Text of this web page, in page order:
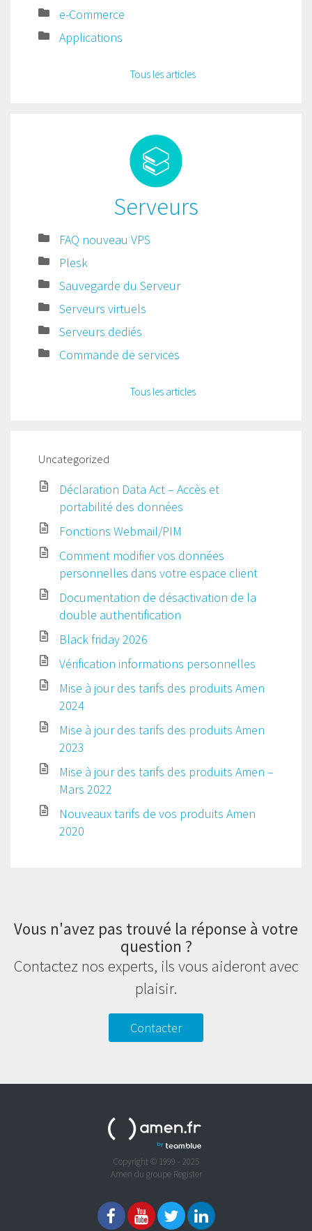
e-Commerce
Applications
Tous les articles
Serveurs
FAQ nouveau VPS
Plesk
Sauvegarde du Serveur
Serveurs virtuels
Serveurs dediés
Commande de services
Tous les articles
Uncategorized
Déclaration Data Act – Accès et
portabilité des données
Fonctions Webmail/PIM
Comment modifier vos données
personnelles dans votre espace client
Documentation de désactivation de la
double authentification
Black friday 2026
Vérification informations personnelles
Mise à jour des tarifs des produits Amen
2024
Mise à jour des tarifs des produits Amen
2023
Mise à jour des tarifs des produits Amen –
Mars 2022
Nouveaux tarifs de vos produits Amen
2020
Vous n'avez pas trouvé la réponse à votre
question ?
Contactez nos experts, ils vous aideront avec
plaisir.
Contacter
Copyright © 1999 - 2025
Amen du groupe Register